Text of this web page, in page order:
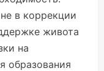
в коррекции
живота
на
образования